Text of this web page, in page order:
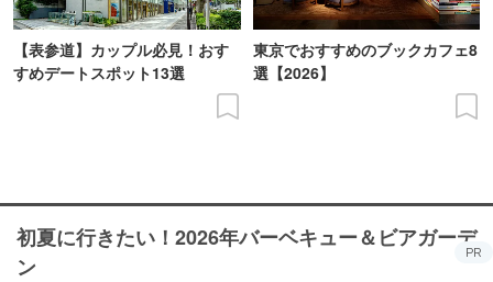
【表参道】カップル必見！おす
すめデートスポット13選
東京でおすすめのブックカフェ8
選【2026】
初夏に行きたい！2026年バーベキュー＆ビアガーデ
ン
PR